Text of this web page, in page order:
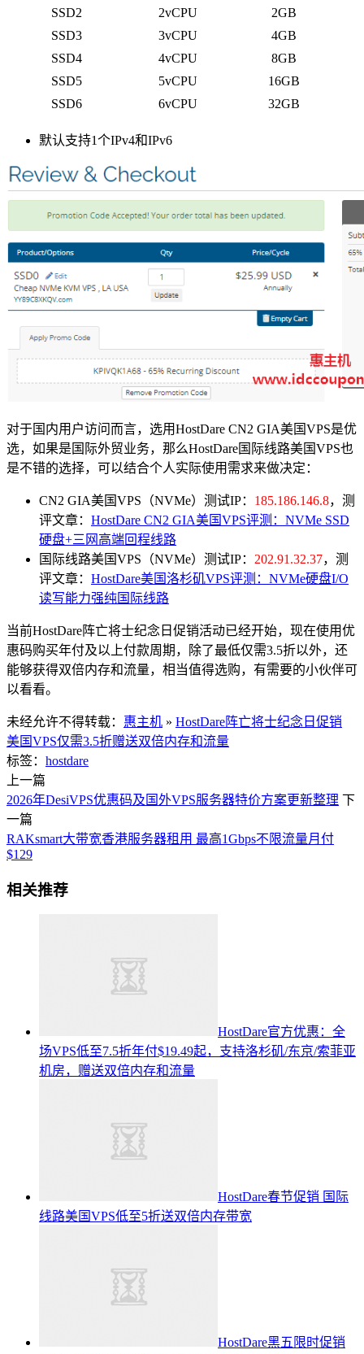
SSD2 2vCPU
2GB
SSD3
3vCPU
4GB
SSD4
4vCPU
8GB
SSD5
5vCPU
16GB
SSD6
6vCPU 32GB
默认支持1个IPv4和IPv6
对于国内用户访问而言，选用HostDare CN2 GIA美国VPS是优
选，如果是国际外贸业务，那么HostDare国际线路美国VPS也
是不错的选择，可以结合个人实际使用需求来做决定：
CN2 GIA美国VPS（NVMe）测试IP： 185.186.146.8，测
评文章： HostDare CN2 GIA美国VPS评测：NVMe SSD
硬盘+三网高端回程线路
国际线路美国VPS（NVMe）测试IP： 202.91.32.37，测
评文章： HostDare美国洛杉矶VPS评测：NVMe硬盘I/O
读写能力强纯国际线路
当前HostDare阵亡将士纪念日促销活动已经开始，现在使用优
惠码购买年付及以上付款周期，除了最低仅需3.5折以外，还
能够获得双倍内存和流量，相当值得选购，有需要的小伙伴可
以看看。
未经允许不得转载： 惠主机 » HostDare阵亡将士纪念日促销
美国VPS仅需3.5折赠送双倍内存和流量
标签： hostdare
上一篇
2026年DesiVPS优惠码及国外VPS服务器特价方案更新整理 下
一篇
RAKsmart大带宽香港服务器租用 最高1Gbps不限流量月付
$129
相关推荐
HostDare官方优惠：全
场VPS低至7.5折年付$19.49起，支持洛杉矶/东京/索菲亚
机房，赠送双倍内存和流量
HostDare春节促销 国际
线路美国VPS低至5折送双倍内存带宽
HostDare黑五限时促销